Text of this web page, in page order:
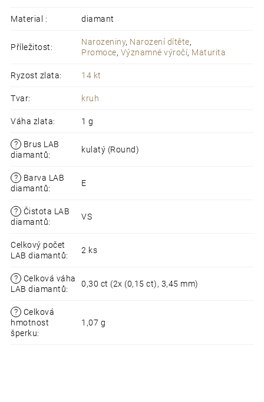
Material : diamant
Příležitost:
Narozeniny, Narození dítěte,
Promoce, Významné výročí, Maturita
Ryzost zlata: 14 kt
Tvar: kruh
Váha zlata: 1 g
?
Brus LAB
diamantů:
kulatý (Round)
?
Barva LAB
diamantů:
E
?
Čistota LAB
diamantů:
VS
Celkový počet
LAB diamantů:
2 ks
?
Celková váha
LAB diamantů:
0,30 ct (2x (0,15 ct), 3,45 mm)
?
Celková
hmotnost
šperku:
1,07 g